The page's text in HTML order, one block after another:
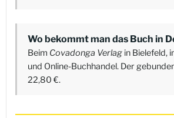
Wo bekommt man das Buch in
Beim Covadonga Verlag in Bielefeld,
und Online-Buchhandel. Der
22,80 €.